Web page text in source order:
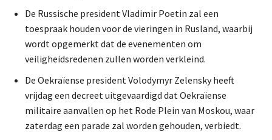
De Russische president Vladimir Poetin zal een
toespraak houden voor de vieringen in Rusland, waarbij
wordt opgemerkt dat de evenementen om
veiligheidsredenen zullen worden verkleind.
De Oekraïense president Volodymyr Zelensky heeft
vrijdag een decreet uitgevaardigd dat Oekraïense
militaire aanvallen op het Rode Plein van Moskou, waar
zaterdag een parade zal worden gehouden, verbiedt.